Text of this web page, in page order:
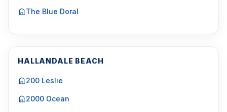
The Blue Doral
HALLANDALE BEACH
200 Leslie
2000 Ocean